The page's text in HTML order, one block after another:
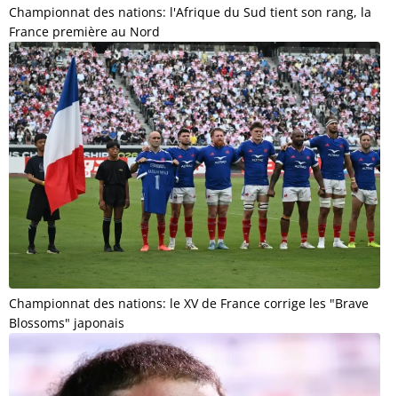
Championnat des nations: l'Afrique du Sud tient son rang, la
France première au Nord
Championnat des nations: le XV de France corrige les "Brave
Blossoms" japonais